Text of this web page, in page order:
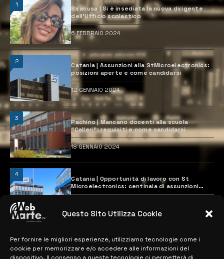
Questo Sito Utilizza Cookie
Per fornire le migliori esperienze, utilizziamo tecnologie come i
cookie per memorizzare e/o accedere alle informazioni del
1
Siracusa | Si è insediata la nuova dirigente
dell’Ufficio scolastico
6 FEBBRAIO 2024
2
Catania | Assunzioni alla StMicroelectronics:
posizioni aperte e come candidarsi
12 GENNAIO 2024
3
Pachino | Mancano docenti alla scuola
“Calleri”: requisiti e come candidarsi
18 GENNAIO 2024
4
Catania | Opportunità di lavoro con St
Microelectronics: centinaia di assunzioni
previste
MAPPA DEL SITO